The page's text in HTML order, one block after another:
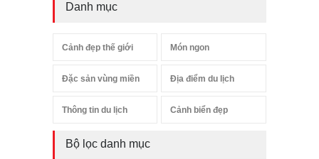
Danh mục
Cảnh đẹp thế giới Món ngon
Đặc sản vùng miền Địa điểm du lịch
Thông tin du lịch Cảnh biển đẹp
Bộ lọc danh mục